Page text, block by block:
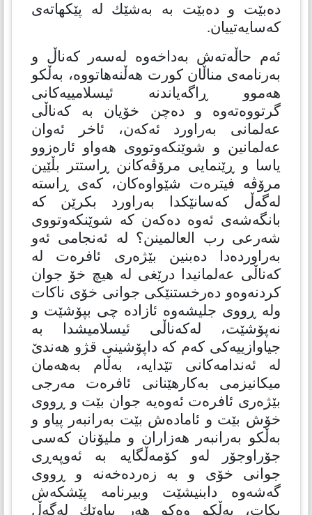
دەبێت و دەبێت بە بەشێك لە پێكهاتەی
كەسایەتییان.
ئەم حاڵەتەش بەداخەوە لەسەر كەناڵ و
بەرنامەی مناڵان كورت هەڵنەهاتووە، بەڵكو
هەموو ڕاگەیاندنە ئیسلامییەكانی
گرتووەتەوە و دەچن خۆیان بە كەناڵی
عەلمانی بەراورد ئەكەن، ئاخر ئەوان
عەلمانین و شوێنكەوتووی هەواو ئارەزوو
یاسا و ڕێنمایی مرۆڤەكانن ڕاستتر بڵێین
مرۆڤە فیترەت شێواوەكان، كەی ڕاستە
لەگەڵ كەسانێكدا بەراورد بكرێن كە
بانگەشەی ئەوە دەكەن كە شوێنكەوتووی
شەرعی رب العالمینن؟ لە ئەنجامی ئەو
بەراوردەدا دەبنین بێژەری ئافرەت لە
كەناڵی عەلمانیدا درێغی لە هیچ خۆ جوان
كردنەوەو دەرخستنێكی جوانی خۆی ناكات
ولە ڕووی جلیشەوە ئازادە چی بپۆشێت و
نەپۆشێت، لەكەناڵی ئیسلامیشدا بە
جیاوازییەكی كەم كە داپۆشینی قژو هەندێ
لە ئەندامەكانی تێدایە، بەڵام بەهەمان
میكانیزمی بەكارهێنانی ئافرەت مەرجی
بێژەری ئافرەت ئەوەیە جوان بێت و ڕووی
خۆش بێت و ئامادەش بێت بەرانبەر پیاو و
بەڵكو بەرانبەر هەزاران و ملیۆنان كەسی
جۆراوجۆر لەو كۆمەڵگایە بە ئەوپەڕی
جوانی خۆی و بە زەردەخەنە و ڕووی
گەشەوە دابنیشێت وبیرنامە پێشكەش
بكات، بەڵكو وەكو هەر پیاوێك لەگەڵ